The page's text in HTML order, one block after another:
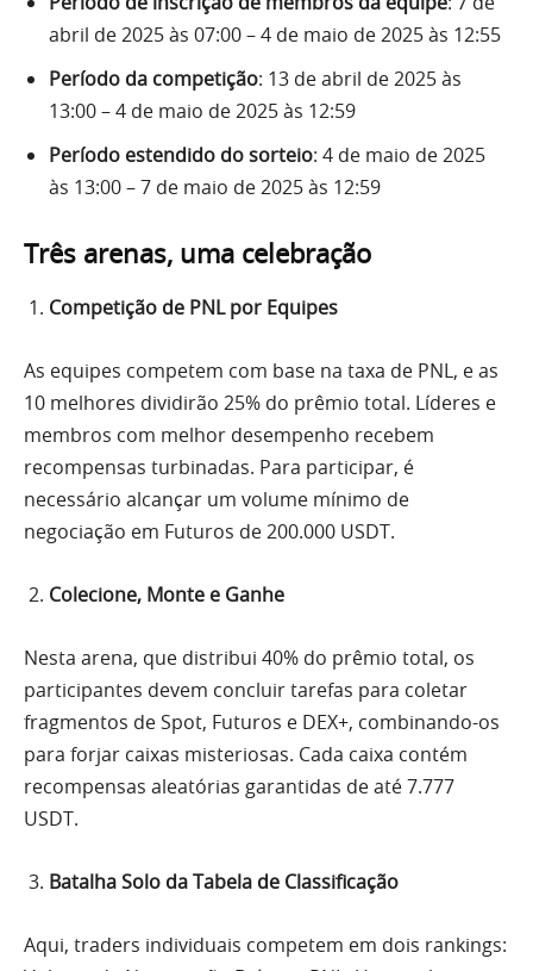
abril de 2025 às 07:00 – 4 de maio de 2025 às 12:55
Período da competição: 13 de abril de 2025 às
13:00 – 4 de maio de 2025 às 12:59
Período estendido do sorteio: 4 de maio de 2025
às 13:00 – 7 de maio de 2025 às 12:59
Três arenas, uma celebração
Competição de PNL por Equipes
As equipes competem com base na taxa de PNL, e as
10 melhores dividirão 25% do prêmio total. Líderes e
membros com melhor desempenho recebem
recompensas turbinadas. Para participar, é
necessário alcançar um volume mínimo de
negociação em Futuros de 200.000 USDT.
Colecione, Monte e Ganhe
Nesta arena, que distribui 40% do prêmio total, os
participantes devem concluir tarefas para coletar
fragmentos de Spot, Futuros e DEX+, combinando-os
para forjar caixas misteriosas. Cada caixa contém
recompensas aleatórias garantidas de até 7.777
USDT.
Batalha Solo da Tabela de Classificação
Aqui, traders individuais competem em dois rankings: